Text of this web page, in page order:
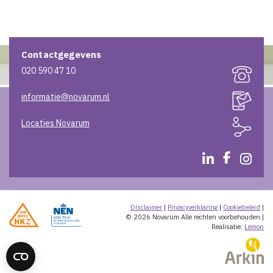
Contactgegevens
020 590 47 10
informatie@novarum.nl
Locaties Novarum
Disclaimer | Privacyverklaring | Cookiebeleid |
© 2026 Novarum Alle rechten voorbehouden |
Realisatie: Lemon